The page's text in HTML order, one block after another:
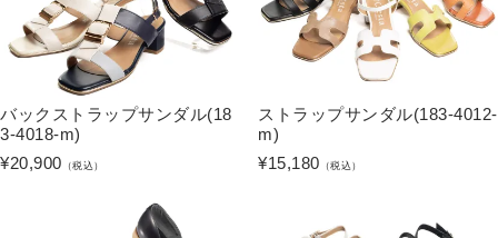
バックストラップサンダル(18
3-4018-m)
¥20,900 （税込）
ストラップサンダル(183-4012-
m)
¥15,180 （税込）